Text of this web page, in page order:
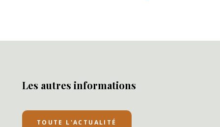
Les autres informations
TOUTE L'ACTUALITÉ